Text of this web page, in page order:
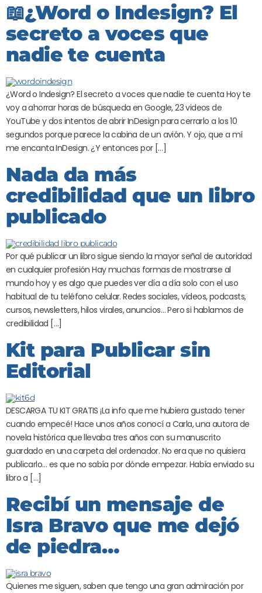
📖¿Word o Indesign? El
secreto a voces que
nadie te cuenta
¿Word o Indesign? El secreto a voces que nadie te cuenta Hoy te
voy a ahorrar horas de búsqueda en Google, 23 videos de
YouTube y dos intentos de abrir InDesign para cerrarlo a los 10
segundos porque parece la cabina de un avión. Y ojo, que a mí
me encanta InDesign. ¿Y entonces por […]
Nada da más
credibilidad que un libro
publicado
Por qué publicar un libro sigue siendo la mayor señal de autoridad
en cualquier profesión Hay muchas formas de mostrarse al
mundo hoy y es algo que puedes ver día a día solo con el uso
habitual de tu teléfono celular. Redes sociales, vídeos, podcasts,
cursos, newsletters, hilos virales, anuncios… Pero si hablamos de
credibilidad […]
Kit para Publicar sin
Editorial
DESCARGA TU KIT GRATIS ¡La info que me hubiera gustado tener
cuando empecé! Hace unos años conocí a Carla, una autora de
novela histórica que llevaba tres años con su manuscrito
guardado en una carpeta del ordenador. No era que no quisiera
publicarlo… es que no sabía por dónde empezar. Había enviado su
libro a […]
Recibí un mensaje de
Isra Bravo que me dejó
de piedra…
Quienes me siguen, saben que tengo una gran admiración por